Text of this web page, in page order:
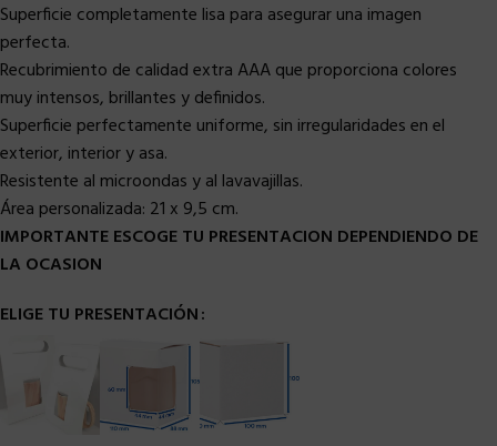
Superficie completamente lisa para asegurar una imagen
perfecta.
Recubrimiento de calidad extra AAA que proporciona colores
muy intensos, brillantes y definidos.
Superficie perfectamente uniforme, sin irregularidades en el
exterior, interior y asa.
Resistente al microondas y al lavavajillas.
Área personalizada: 21 x 9,5 cm.
IMPORTANTE ESCOGE TU PRESENTACION DEPENDIENDO DE
LA OCASION
ELIGE TU PRESENTACIÓN